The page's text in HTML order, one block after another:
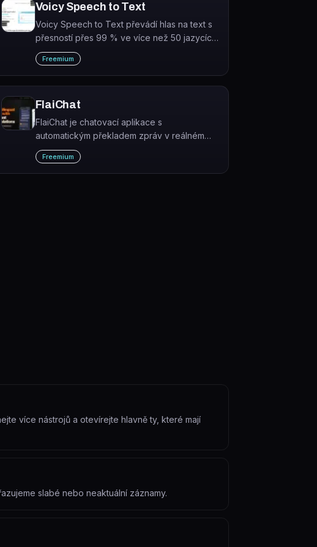
Voicy Speech to Text
Voicy Speech to Text převádí hlas na text s
přesností přes 99 % ve více než 50 jazycích
a funguje na jakémkoli webu nebo v aplikaci.
Freemium
FlaiChat
FlaiChat je chatovací aplikace s
automatickým překladem zpráv v reálném
čase, která umožňuje skupinové konverzace
mezi lidmi mluvícími různými jazyky.
Freemium
více nástrojů a otevírejte hlavně ty, které mají
slabé nebo neaktuální záznamy.